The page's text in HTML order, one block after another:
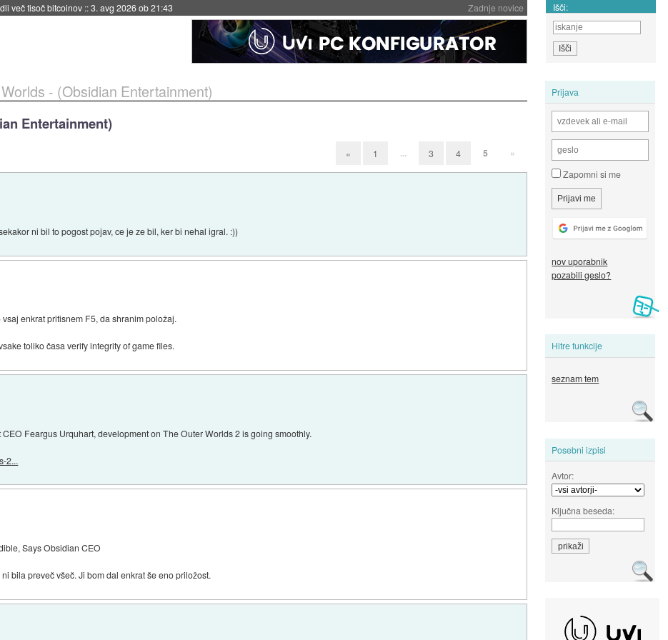
Zadnje novice
več tisoč bitcoinov ::3. avg 2026 ob 21:43 Išči:
Prijava
Zapomni si me
nov uporabnik
pozabili geslo?
Hitre funkcije
seznam tem
Posebni izpisi
Avtor:
Ključna beseda:
- (Obsidian Entertainment)
Entertainment)
« 1 ... 3 4 5 »
ni bil to pogost pojav, ce je ze bil, ker bi nehal igral. :))
enkrat pritisnem F5, da shranim položaj.
toliko časa verify integrity of game files.
Feargus Urquhart, development on The Outer Worlds 2 is going smoothly.
2...
Says Obsidian CEO
bila preveč všeč. Ji bom dal enkrat še eno priložost.